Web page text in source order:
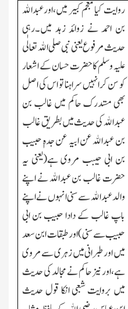
روایت کیا معجم کبیر میں،اورعبدالله
بن احمد نے زوائد زہد میں۔رہی
حدیث مرفوع یعنی نبی صلی الله تعالٰی
علیہ وسلم کا حضرت حسان کے اشعار
کو سن کرانہیں سراہنا تو اس کی اصل
بھی مستدرك حاکم میں غالب بن
عبدالله کی حدیث میں بطریق غالب
بن عبدالله عن ابیہ عن جدہٖ حبیب
بن ابی حیبب مروی ہے(یعنی یہ
حضرت غالب بن عبدالله نے اپنے
والد عبدالله سے سنی انہوں نے اپنے
باپ غالب کے دادا حبیب بن ابی
حبیب سے سنی)اورطبقات ابن سعد
میں اور طبرانی میں زہری سے مروی
ہے،اور نیز حاکم نے مجالد کی حدیث
میں بروایت شعبی انکا قول حدیث